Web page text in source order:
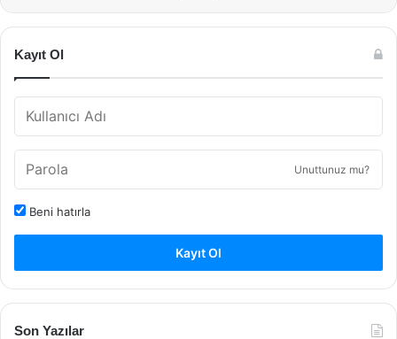
Kayıt Ol
Unuttunuz mu?
Beni hatırla
Kayıt Ol
Son Yazılar